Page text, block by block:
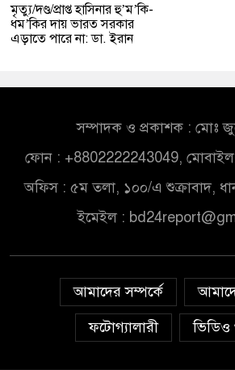
মৃত্যু/দণ্ড/প্রাপ্ত হাসিনার হু’ম’কি-
ধম’কির দায় ভারত সরকার
এড়াতে পারে না: ডা. ইরান
সম্পাদক ও প্রকাশক : মোঃ
ফোন : +8802222243049,
অফিস : ৫ম তলা, ১০০/এ শুক্রাবাদ,
ইমেইল :
আমাদের সম্পর্কে
ফটোগ্যালারী
ভিডিও